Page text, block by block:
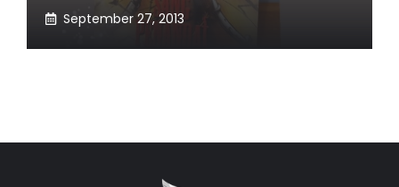
September 27, 2013